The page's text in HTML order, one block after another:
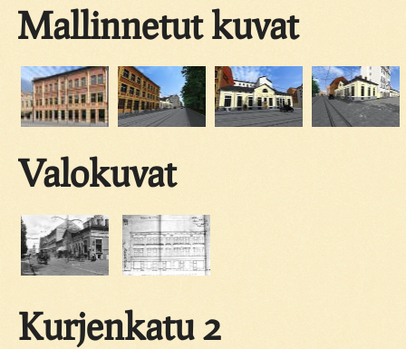
Mallinnetut kuvat
Valokuvat
Kurjenkatu 2